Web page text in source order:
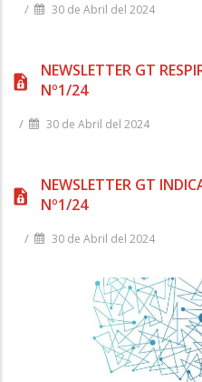
/ 30 de Abril del 2024
NEWSLETTER GT
Nº1/24
/ 30 de Abril del 2024
NEWSLETTER GT
Nº1/24
/ 30 de Abril del 2024